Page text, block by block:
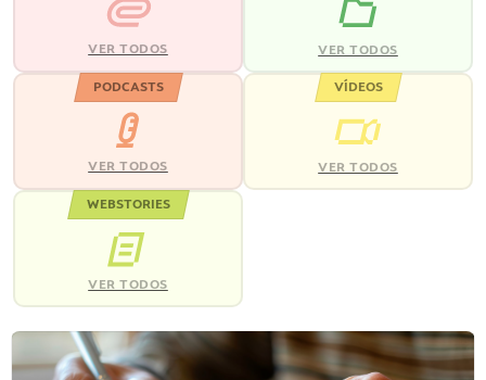
VER TODOS VER TODOS
PODCASTS
VER TODOS
VÍDEOS
VER TODOS
WEBSTORIES
VER TODOS